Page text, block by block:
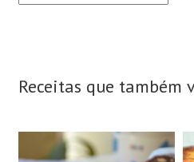
Receitas que também